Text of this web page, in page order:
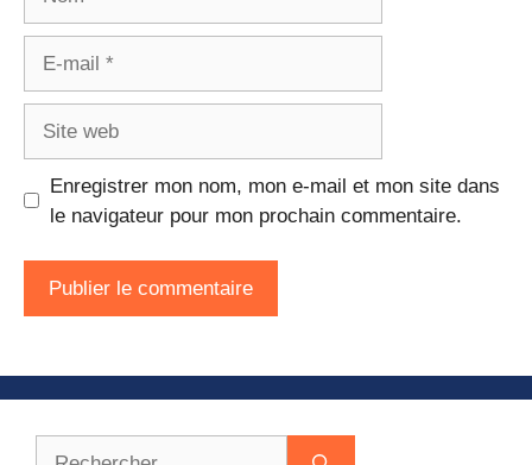
Enregistrer mon nom, mon e-mail et mon site dans
le navigateur pour mon prochain commentaire.